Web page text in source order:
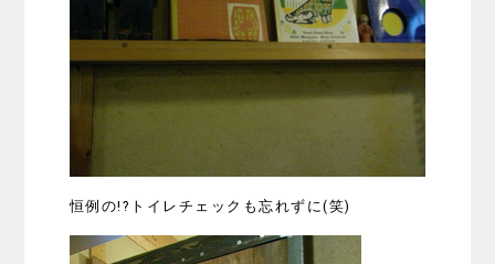
恒例の!?トイレチェックも忘れずに(笑)